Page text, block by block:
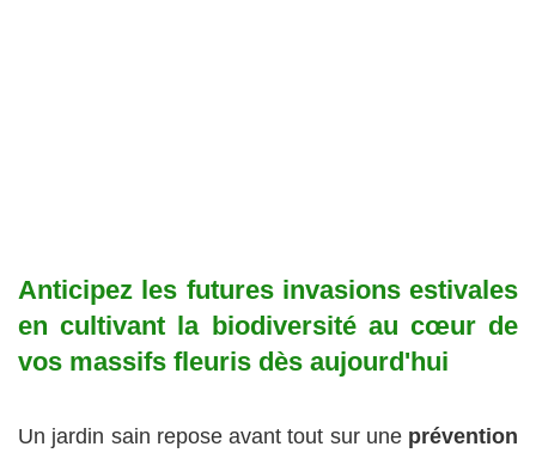
Anticipez les futures invasions estivales
en cultivant la biodiversité au cœur de
vos massifs fleuris dès aujourd'hui
Un jardin sain repose avant tout sur une prévention